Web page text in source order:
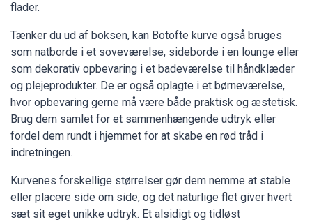
flader.
Tænker du ud af boksen, kan Botofte kurve også bruges
som natborde i et soveværelse, sideborde i en lounge eller
som dekorativ opbevaring i et badeværelse til håndklæder
og plejeprodukter. De er også oplagte i et børneværelse,
hvor opbevaring gerne må være både praktisk og æstetisk.
Brug dem samlet for et sammenhængende udtryk eller
fordel dem rundt i hjemmet for at skabe en rød tråd i
indretningen.
Kurvenes forskellige størrelser gør dem nemme at stable
eller placere side om side, og det naturlige flet giver hvert
sæt sit eget unikke udtryk. Et alsidigt og tidløst